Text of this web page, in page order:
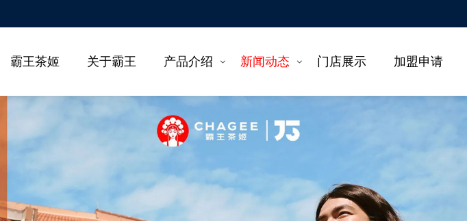
霸王茶姬 关于霸王 产品介绍 新闻动态 门店展示 加盟申请